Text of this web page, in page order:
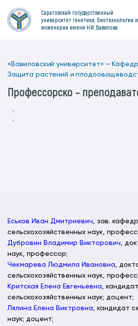
Саратовский государственный
университет генетики, биотехнологии и
инженерии имени Н.И. Вавилова
«Вавиловский университет» —
Защита растений и
Профессорско –
Еськов Иван Дмитриевич, зав.
сельскохозяйственных наук,
Дубровин Владимир Викторович,
наук, профессор;
Чекмарева Людмила Ивановна,
сельскохозяйственных наук,
Критская Елена Евгеньевна, кандидат
сельскохозяйственных наук; доцент;
Лялина Елена Виктровна, кандидат
наук; доцент;